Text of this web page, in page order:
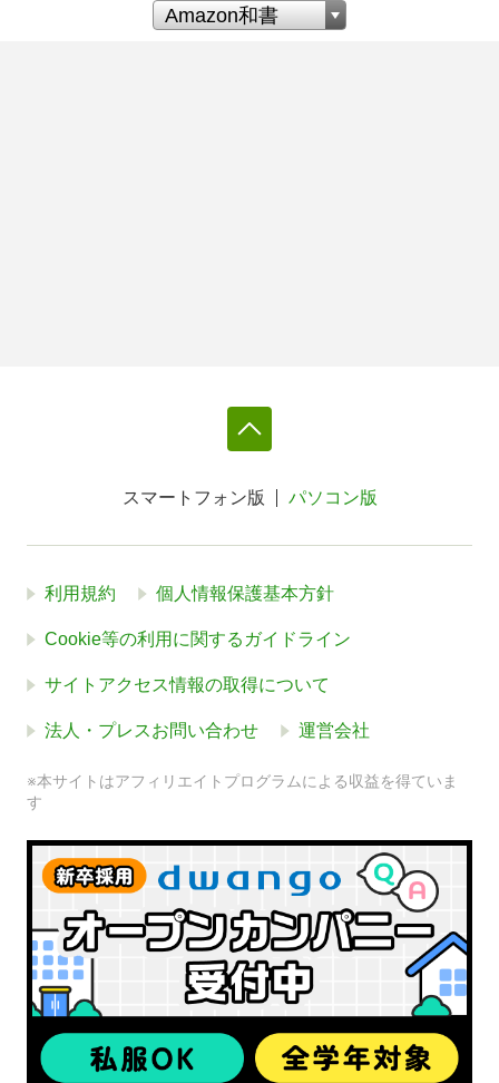
スマートフォン版 パソコン版
利用規約 個人情報保護基本方針
Cookie等の利用に関するガイドライン
サイトアクセス情報の取得について
法人・プレスお問い合わせ 運営会社
※本サイトはアフィリエイトプログラムによる収益を得ていま
す